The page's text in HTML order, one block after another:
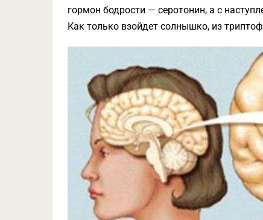
гормон бодрости — серотонин, а с
Как только взойдет солнышко, из